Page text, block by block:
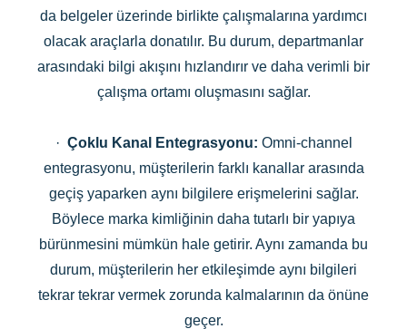
da belgeler üzerinde birlikte çalışmalarına yardımcı
olacak araçlarla donatılır. Bu durum, departmanlar
arasındaki bilgi akışını hızlandırır ve daha verimli bir
çalışma ortamı oluşmasını sağlar.
· Çoklu Kanal Entegrasyonu: Omni-channel
entegrasyonu, müşterilerin farklı kanallar arasında
geçiş yaparken aynı bilgilere erişmelerini sağlar.
Böylece marka kimliğinin daha tutarlı bir yapıya
bürünmesini mümkün hale getirir. Aynı zamanda bu
durum, müşterilerin her etkileşimde aynı bilgileri
tekrar tekrar vermek zorunda kalmalarının da önüne
geçer.